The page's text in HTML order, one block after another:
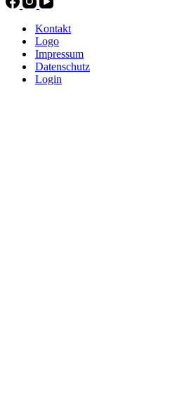
Kontakt
Logo
Impressum
Datenschutz
Login